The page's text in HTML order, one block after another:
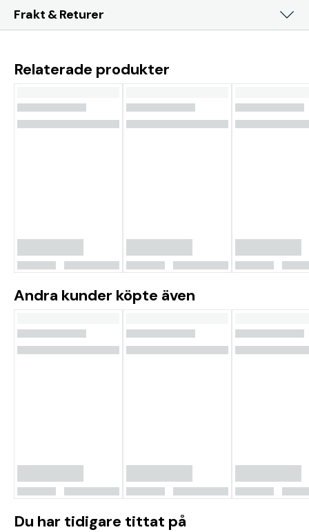
Frakt & Returer
Relaterade produkter
Andra kunder köpte även
Du har tidigare tittat på